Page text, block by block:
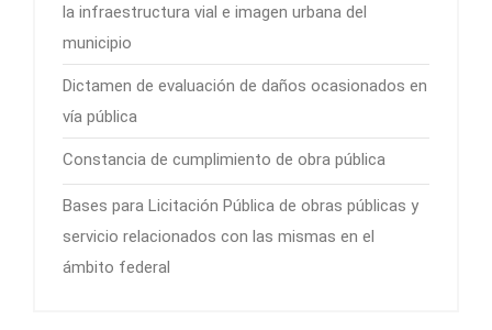
la infraestructura vial e imagen urbana del
municipio
Dictamen de evaluación de daños ocasionados en
vía pública
Constancia de cumplimiento de obra pública
Bases para Licitación Pública de obras públicas y
servicio relacionados con las mismas en el
ámbito federal